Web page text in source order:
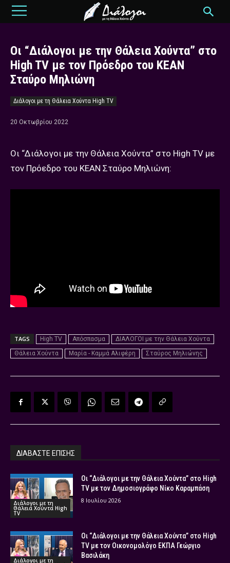
Οι “Διάλογοι με την Θάλεια Χούντα” στο
High TV με τον Πρόεδρο του ΚΕΑΝ
Σταύρο Μηλιώνη
Διάλογοι με τη Θάλεια Χούντα High TV
20 Οκτωβρίου 2022
Οι “Διάλογοι με την Θάλεια Χούντα” στο High TV με
τoν Πρόεδρο του ΚΕΑΝ Σταύρο Μηλιώνη:
TAGS High TV Απόσπασμα
ΔΙΑΛΟΓΟΙ με την Θάλεια Χούντα
Θάλεια Χούντα
Μαρία - Καμμά Αλιφέρη Σταύρος Μηλιώνης
ΔΙΑΒΑΣΤΕ ΕΠΙΣΗΣ
Διάλογοι με τη
Θάλεια Χούντα High
TV
Οι “Διάλογοι με την Θάλεια Χούντα” στο High
TV με τον Δημοσιογράφο Νίκο Καραμπάση
8 Ιουλίου 2026
Διάλογοι με τη
Οι “Διάλογοι με την Θάλεια Χούντα” στο High
TV με τον Οικονομολόγο ΕΚΠΑ Γεώργιο
Βασιλάκη